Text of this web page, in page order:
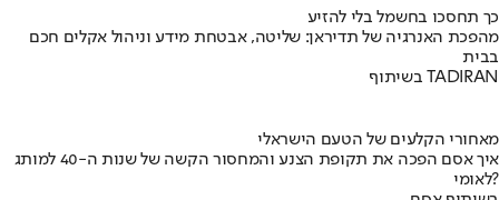
כך תחסכו בחשמל בלי להזיע
מהפכת האנרגיה של תדיראן: שליטה, אבטחת מידע וניהול אקלים חכם
בבית
בשיתוף TADIRAN
מאחורי הקלעים של הטעם הישראלי
איך אסם הפכה את תקופת הצנע והמחסור הקשה של שנות ה-40 למותג
לאומי?